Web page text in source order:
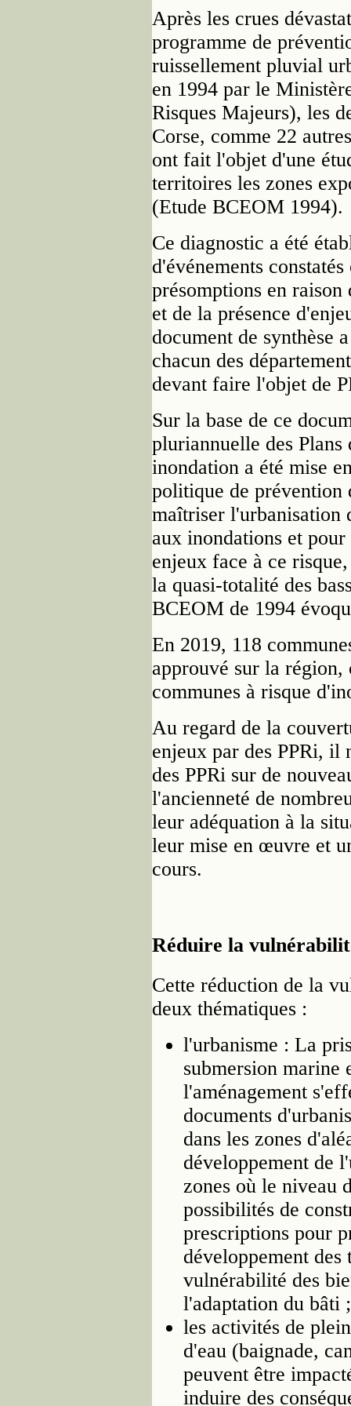
Après les crues
programme de
ruissellement pluvial
en 1994 par le
Risques Majeurs), les
Corse, comme 22
ont fait l'objet d'une
territoires les zones
(Etude BCEOM 1994).
Ce diagnostic a été
d'événements
présomptions en
et de la présence
document de synthèse
chacun des
devant faire l'objet de
Sur la base de ce
pluriannuelle des Plans
inondation a été mise
politique de prévention
maîtriser l'urbanisation
aux inondations et
enjeux face à ce
la quasi-totalité des
BCEOM de 1994
En 2019, 118
approuvé sur la
communes à risque
Au regard de la
enjeux par des PPRi, il
des PPRi sur de
l'ancienneté de
leur adéquation à la
leur mise en œuvre et
cours.
Réduire la
Cette réduction de la
deux thématiques :
l'urbanisme : La
submersion marine
l'aménagement
documents
dans les zones
développement de
zones où le niveau
possibilités de
prescriptions pour
développement
vulnérabilité des
l'adaptation du bâti ;
les activités de
d'eau (baignade,
peuvent être
induire des